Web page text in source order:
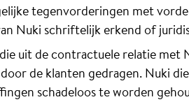
tegenvorderingen met
Nuki schriftelijk erkend of
uit de contractuele relatie
de klanten gedragen. Nuki
schadeloos te worden